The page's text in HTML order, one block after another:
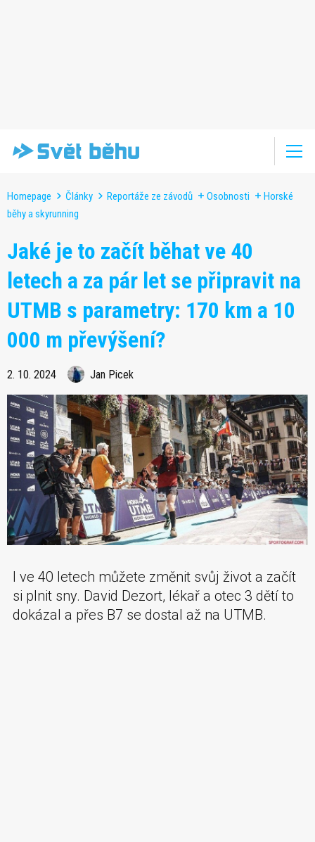
Homepage Články Reportáže ze závodů Osobnosti
Horské
běhy a skyrunning
Jaké je to začít běhat ve 40
letech a za pár let se připravit na
UTMB s parametry: 170 km a 10
000 m převýšení?
2. 10. 2024 Jan Picek
I ve 40 letech můžete změnit svůj život a začít
si plnit sny. David Dezort, lékař a otec 3 dětí to
dokázal a přes B7 se dostal až na UTMB.